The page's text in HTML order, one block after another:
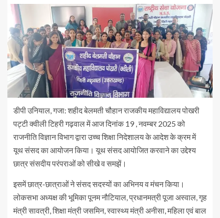
डीपी उनियाल, गजा: शहीद बेलमती चौहान राजकीय महावि‌द्यालय पोखरी
प‌ट्टी क्वीली टिहरी गढ़वाल में आज दिनांक 19 , नवम्बर 2025 को
राजनीति विज्ञान विभाग द्वारा उच्च शिक्षा निदेशालय के आदेश के क्रम में
यूथ संसद का आयोजन किया। यूथ संसद आयोजित करवाने का उ‌द्देश्य
छात्र संसदीय परंपराओं को सीखे व समझें।
इसमें छात्र-छात्राओं ने संसद सदस्यों का अभिनय व मंचन किया।
लोकसभा अध्यक्ष की भूमिका पूनम नौटियाल, प्रधानमत्री पूजा अस्वाल, गृह
मंत्री सावत्री, शिक्षा मंत्री जसमिन, स्वास्थ्य मंत्री अनीसा, महिला एवं बाल